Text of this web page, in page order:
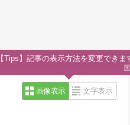
画像表示 文字表示
【Tips】記事の表示方法を変更できま